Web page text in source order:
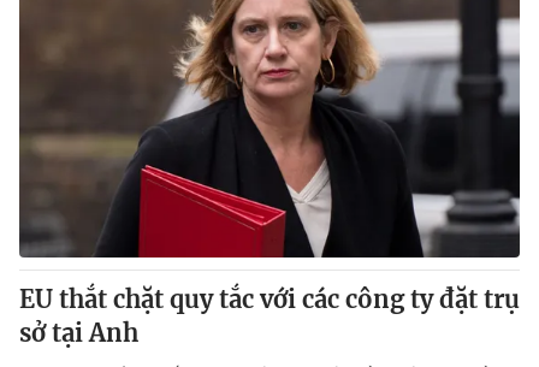
EU thắt chặt quy tắc với các công ty đặt trụ
sở tại Anh